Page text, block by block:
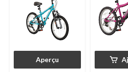
Aperçu